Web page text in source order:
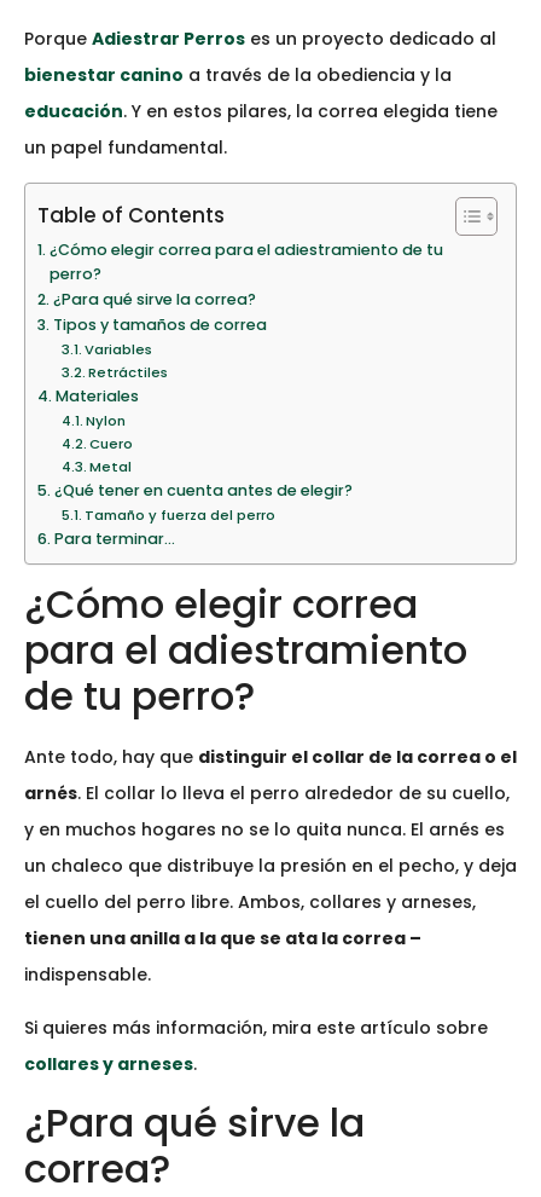
Porque Adiestrar Perros es un proyecto dedicado al
bienestar canino a través de la obediencia y la
educación. Y en estos pilares, la correa elegida tiene
un papel fundamental.
Table of Contents
¿Cómo elegir correa para el adiestramiento de tu
perro?
¿Para qué sirve la correa?
Tipos y tamaños de correa
Variables
Retráctiles
Materiales
Nylon
Cuero
Metal
¿Qué tener en cuenta antes de elegir?
Tamaño y fuerza del perro
Para terminar…
¿Cómo elegir correa
para el adiestramiento
de tu perro?
Ante todo, hay que distinguir el collar de la correa o el
arnés. El collar lo lleva el perro alrededor de su cuello,
y en muchos hogares no se lo quita nunca. El arnés es
un chaleco que distribuye la presión en el pecho, y deja
el cuello del perro libre. Ambos, collares y arneses,
tienen una anilla a la que se ata la correa –
indispensable.
Si quieres más información, mira este artículo sobre
collares y arneses.
¿Para qué sirve la
correa?